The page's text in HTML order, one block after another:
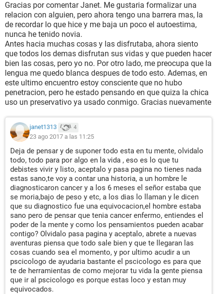
Gracias por comentar Janet. Me gustaria formalizar una
relacion con alguien, pero ahora tengo una barrera mas, la
de recordar lo que hice y me baja un poco el autoestima,
nunca he tenido novia.
Antes hacia muchas cosas y las disfrutaba, ahora siento
que todos los demas disfrutan sus vidas y que pueden hacer
bien las cosas, pero yo no. Por otro lado, me preocupa que la
lengua me quedo blanca despues de todo esto. Ademas, en
este ultimo encuentro estoy consciente que no hubo
penetracion, pero he estado pensando en que quiza la chica
uso un preservativo ya usado conmigo. Gracias nuevamente
janet1313 4
23 ago 2017 a las 11:25
Deja de pensar y de suponer todo esta en tu mente, olvidalo
todo, todo para por algo en la vida , eso es lo que tu
debistes vivir y listo, aceptalo y pasa pagina no tienes nada
estas sano,te voy a contar una historia, a un hombre le
diagnosticaron cancer y a los 6 meses el señor estaba que
se moria,bajo de peso y etc, a los dias lo llaman y le dicen
que su diagnostico fue una equivocacion,el hombre estaba
sano pero de pensar que tenia cancer enfermo, entiendes el
poder de la mente y como los pensamientos pueden acabar
contigo? Olvidalo pasa pagina y aceptalo, abrete a nuevas
aventuras piensa que todo sale bien y que te llegaran las
cosas cuando sea el momento, y por ultimo acudir a un
pscicologo de ayudaria bastante el pscicologo es para que
te de herramientas de como mejorar tu vida la gente piensa
que ir al pscicologo es porque estas loco y estan muy
equivocados.